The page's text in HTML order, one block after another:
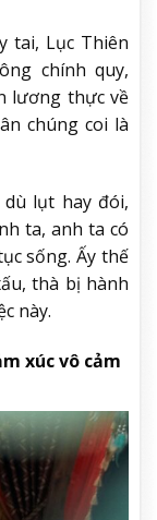
tai, Lục Thiên
chính quy,
lương thực về
chúng coi là
lụt hay đói,
ta, anh ta có
sống. Ấy thế
thà bị hành
này.
xúc vô cảm